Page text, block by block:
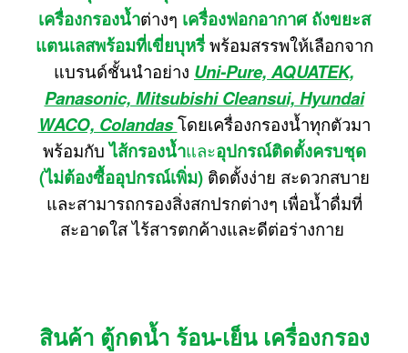
เครื่องกรองน้ำต่างๆ เครื่องฟอกอากาศ ถังขยะส
แตนเลสพร้อมที่เขี่ยบุหรี่พร้อมสรรพให้เลือกจาก
แบรนด์ชั้นนำอย่าง Uni-Pure, AQUATEK,
Panasonic, Mitsubishi Cleansui, Hyundai
WACO, Colandasโดยเครื่องกรองน้ำทุกตัวมา
พร้อมกับไส้กรองน้ำและอุปกรณ์ติดตั้งครบชุด
(ไม่ต้องซื้ออุปกรณ์เพิ่ม)ติดตั้งง่าย สะดวกสบาย
และสามารถกรองสิ่งสกปรกต่างๆ เพื่อน้ำดื่มที่
สะอาดใส ไร้สารตกค้างและดีต่อร่างกาย
สินค้า ตู้กดน้ำ ร้อน-เย็น เครื่องกรอง